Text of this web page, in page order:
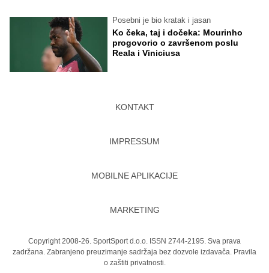
Posebni je bio kratak i jasan
Ko čeka, taj i dočeka: Mourinho
progovorio o završenom poslu
Reala i Viniciusa
KONTAKT
IMPRESSUM
MOBILNE APLIKACIJE
MARKETING
Copyright 2008-26. SportSport d.o.o. ISSN 2744-2195. Sva prava
zadržana. Zabranjeno preuzimanje sadržaja bez dozvole izdavača. Pravila
o zaštiti privatnosti.